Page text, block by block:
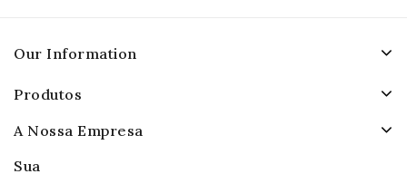
Our Information
Produtos
A Nossa Empresa
Sua